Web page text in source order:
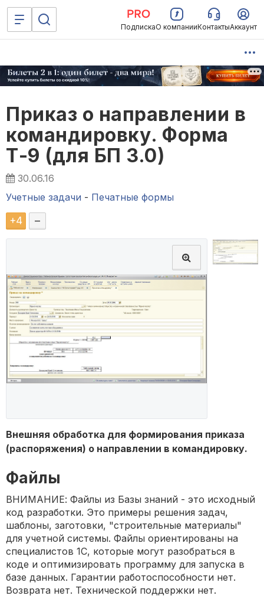
ПодпискаО компанииКонтактыАккаунт
Приказ о направлении в
командировку. Форма
Т-9 (для БП 3.0)
30.06.16
Учетные задачи - Печатные формы
+4 –
Внешняя обработка для формирования приказа
(распоряжения) о направлении в командировку.
Файлы
ВНИМАНИЕ: Файлы из Базы знаний - это исходный
код разработки. Это примеры решения задач,
шаблоны, заготовки, "строительные материалы"
для учетной системы. Файлы ориентированы на
специалистов 1С, которые могут разобраться в
коде и оптимизировать программу для запуска в
базе данных. Гарантии работоспособности нет.
Возврата нет. Технической поддержки нет.